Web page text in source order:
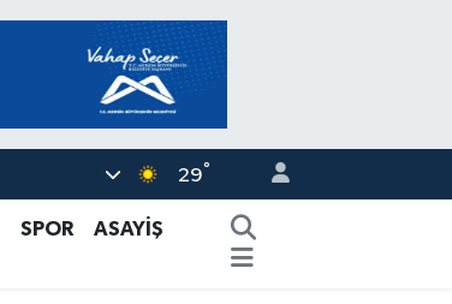
29°
SPOR
ASAYİŞ